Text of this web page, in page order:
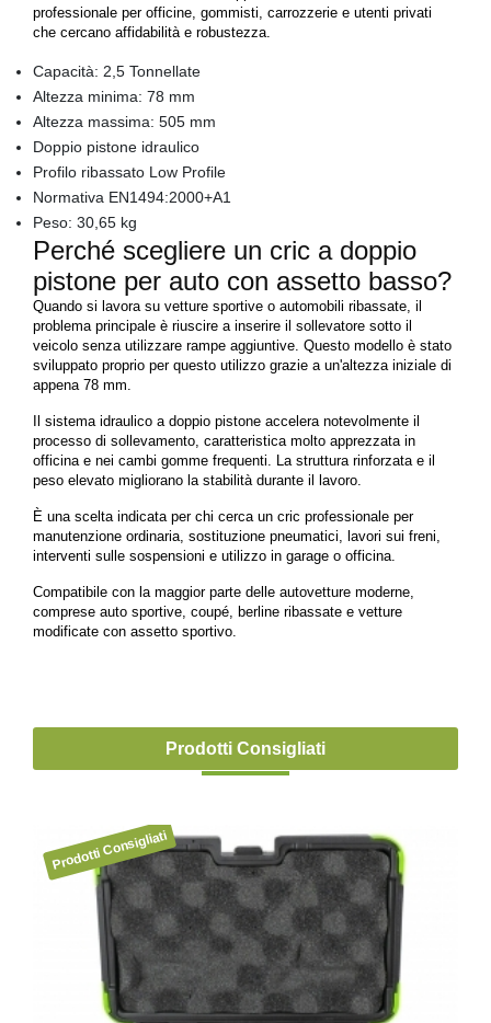
professionale per officine, gommisti, carrozzerie e utenti privati
che cercano affidabilità e robustezza.
Capacità: 2,5 Tonnellate
Altezza minima: 78 mm
Altezza massima: 505 mm
Doppio pistone idraulico
Profilo ribassato Low Profile
Normativa EN1494:2000+A1
Peso: 30,65 kg
Perché scegliere un cric a doppio
pistone per auto con assetto basso?
Quando si lavora su vetture sportive o automobili ribassate, il
problema principale è riuscire a inserire il sollevatore sotto il
veicolo senza utilizzare rampe aggiuntive. Questo modello è stato
sviluppato proprio per questo utilizzo grazie a un'altezza iniziale di
appena 78 mm.
Il sistema idraulico a doppio pistone accelera notevolmente il
processo di sollevamento, caratteristica molto apprezzata in
officina e nei cambi gomme frequenti. La struttura rinforzata e il
peso elevato migliorano la stabilità durante il lavoro.
È una scelta indicata per chi cerca un cric professionale per
manutenzione ordinaria, sostituzione pneumatici, lavori sui freni,
interventi sulle sospensioni e utilizzo in garage o officina.
Compatibile con la maggior parte delle autovetture moderne,
comprese auto sportive, coupé, berline ribassate e vetture
modificate con assetto sportivo.
Prodotti Consigliati